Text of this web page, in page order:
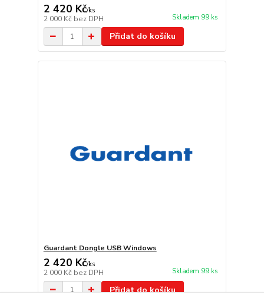
2 420 Kč/ks
2 000 Kč bez DPH Skladem 99 ks
Přidat do košíku
Guardant Dongle USB Windows
2 420 Kč/ks
2 000 Kč bez DPH Skladem 99 ks
Přidat do košíku